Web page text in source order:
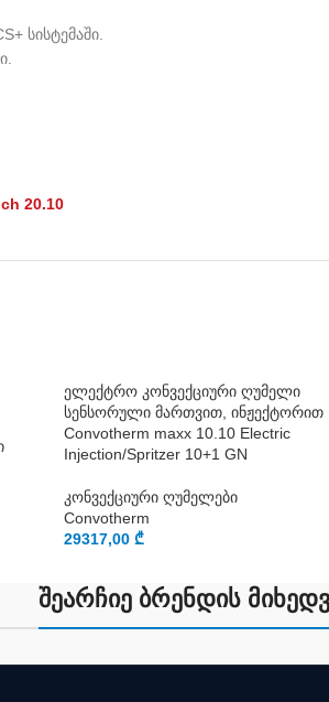
სისტემაში.
20.10
ელექტრო კონვექციური ღუმელი
სენსორული მართვით, ინჟექტორით
Convotherm maxx 10.10 Electric
Injection/Spritzer 10+1 GN
კონვექციური ღუმელები
Convotherm
29317,00 ₾
შეარჩიე ბრენდის